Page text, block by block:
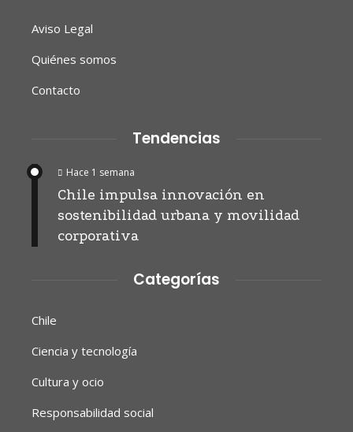
Aviso Legal
Quiénes somos
Contacto
Tendencias
Hace 1 semana
Chile impulsa innovación en
sostenibilidad urbana y movilidad
corporativa
Categorías
Chile
Ciencia y tecnología
Cultura y ocio
Responsabilidad social